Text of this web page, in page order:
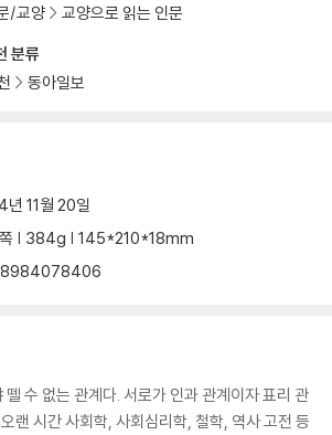
분류
동아일보
/교양 교양으로 읽는 인문
11월 20일
| 384g | 145*210*18mm
뗄 수 없는 관계다. 서로가 인과 관계이자 표리 관
랜 시간 사회학, 사회심리학, 철학, 역사 고전 등